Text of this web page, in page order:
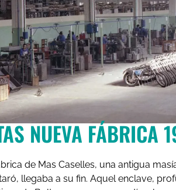
NUEVA FÁBRICA
de Mas Caselles, una antigua
llegaba a su fin. Aquel enclave,